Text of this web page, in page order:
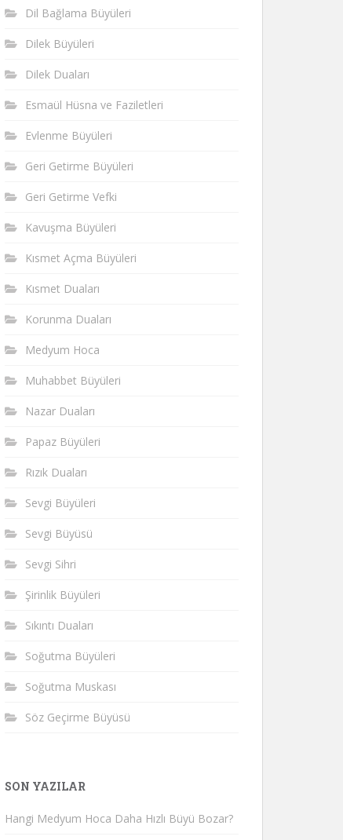
Dil Bağlama Büyüleri
Dilek Büyüleri
Dilek Duaları
Esmaül Hüsna ve Faziletleri
Evlenme Büyüleri
Geri Getirme Büyüleri
Geri Getirme Vefki
Kavuşma Büyüleri
Kısmet Açma Büyüleri
Kısmet Duaları
Korunma Duaları
Medyum Hoca
Muhabbet Büyüleri
Nazar Duaları
Papaz Büyüleri
Rızık Duaları
Sevgi Büyüleri
Sevgi Büyüsü
Sevgi Sihri
Şirinlik Büyüleri
Sıkıntı Duaları
Soğutma Büyüleri
Soğutma Muskası
Söz Geçirme Büyüsü
SON YAZILAR
Hangi Medyum Hoca Daha Hızlı Büyü Bozar?